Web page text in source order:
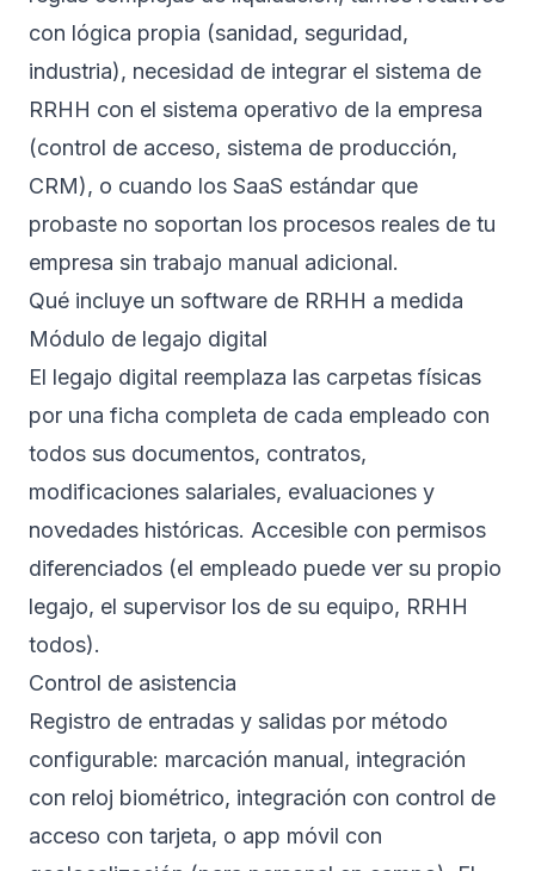
con lógica propia (sanidad, seguridad,
industria), necesidad de integrar el sistema de
RRHH con el sistema operativo de la empresa
(control de acceso, sistema de producción,
CRM), o cuando los SaaS estándar que
probaste no soportan los procesos reales de tu
empresa sin trabajo manual adicional.
Qué incluye un software de RRHH a medida
Módulo de legajo digital
El legajo digital reemplaza las carpetas físicas
por una ficha completa de cada empleado con
todos sus documentos, contratos,
modificaciones salariales, evaluaciones y
novedades históricas. Accesible con permisos
diferenciados (el empleado puede ver su propio
legajo, el supervisor los de su equipo, RRHH
todos).
Control de asistencia
Registro de entradas y salidas por método
configurable: marcación manual, integración
con reloj biométrico, integración con control de
acceso con tarjeta, o app móvil con